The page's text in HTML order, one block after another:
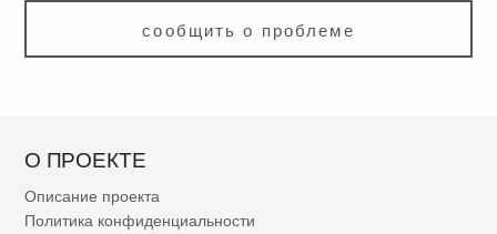
сообщить о проблеме
О ПРОЕКТЕ
Описание проекта
Политика конфиденциальности